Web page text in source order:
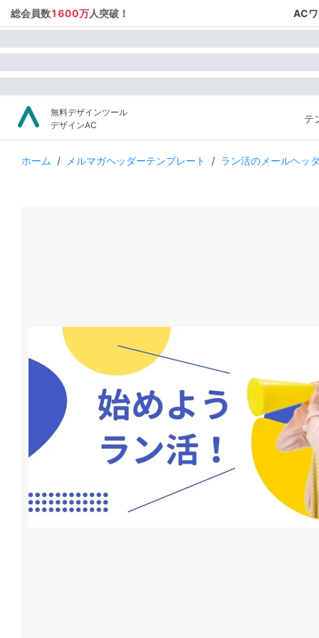
総会員数1600万人突破！ AC
無料デザインツール
デザインAC
テ
ホーム / メルマガヘッダーテンプレート / ラン活のメールヘッ